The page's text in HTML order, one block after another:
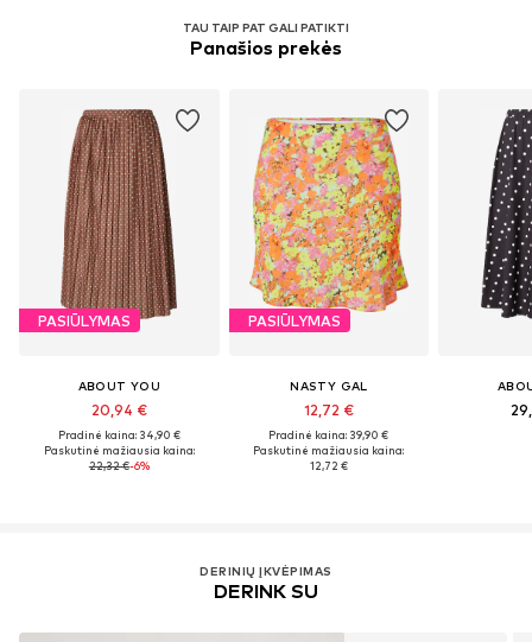
TAU TAIP PAT GALI PATIKTI
Panašios prekės
PASIŪLYMAS
ABOUT YOU
20,94 €
Pradinė kaina: 34,90 €
Paskutinė mažiausia kaina:
22,32 €-6%
PASIŪLYMAS
NASTY GAL
12,72 €
Pradinė kaina: 39,90 €
Paskutinė mažiausia kaina:
12,72 €
DERINIŲ ĮKVĖPIMAS
DERINK SU